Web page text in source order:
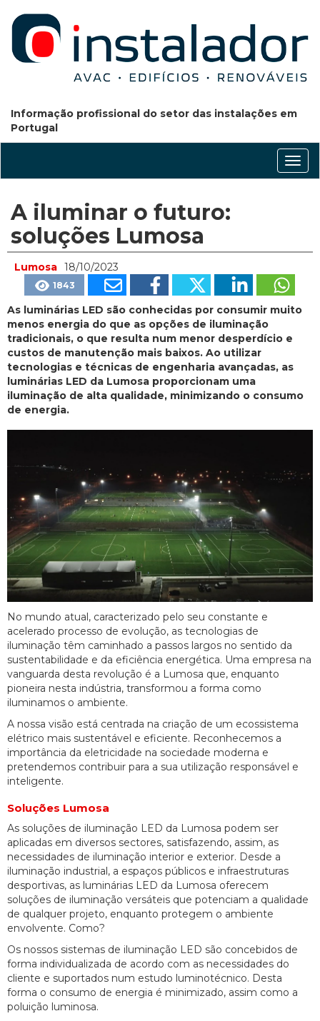
Informação profissional do setor das instalações em
Portugal
A iluminar o futuro:
soluções Lumosa
Lumosa 18/10/2023
1843
As luminárias LED são conhecidas por consumir muito
menos energia do que as opções de iluminação
tradicionais, o que resulta num menor desperdício e
custos de manutenção mais baixos. Ao utilizar
tecnologias e técnicas de engenharia avançadas, as
luminárias LED da Lumosa proporcionam uma
iluminação de alta qualidade, minimizando o consumo
de energia.
No mundo atual, caracterizado pelo seu constante e
acelerado processo de evolução, as tecnologias de
iluminação têm caminhado a passos largos no sentido da
sustentabilidade e da eficiência energética. Uma empresa na
vanguarda desta revolução é a Lumosa que, enquanto
pioneira nesta indústria, transformou a forma como
iluminamos o ambiente.
A nossa visão está centrada na criação de um ecossistema
elétrico mais sustentável e eficiente. Reconhecemos a
importância da eletricidade na sociedade moderna e
pretendemos contribuir para a sua utilização responsável e
inteligente.
Soluções Lumosa
As soluções de iluminação LED da Lumosa podem ser
aplicadas em diversos sectores, satisfazendo, assim, as
necessidades de iluminação interior e exterior. Desde a
iluminação industrial, a espaços públicos e infraestruturas
desportivas, as luminárias LED da Lumosa oferecem
soluções de iluminação versáteis que potenciam a qualidade
de qualquer projeto, enquanto protegem o ambiente
envolvente. Como?
Os nossos sistemas de iluminação LED são concebidos de
forma individualizada de acordo com as necessidades do
cliente e suportados num estudo luminotécnico. Desta
forma o consumo de energia é minimizado, assim como a
poluição luminosa.